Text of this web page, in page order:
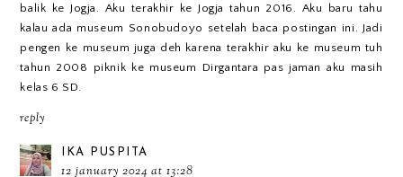
balik ke Jogja. Aku terakhir ke Jogja tahun 2016. Aku baru tahu
kalau ada museum Sonobudoyo setelah baca postingan ini. Jadi
pengen ke museum juga deh karena terakhir aku ke museum tuh
tahun 2008 piknik ke museum Dirgantara pas jaman aku masih
kelas 6 SD.
reply
IKA PUSPITA
12 january 2024 at 13:28